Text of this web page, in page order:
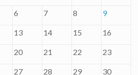
6 7 8 9
13 14 15 16
20 21 22 23
27 28 29 30